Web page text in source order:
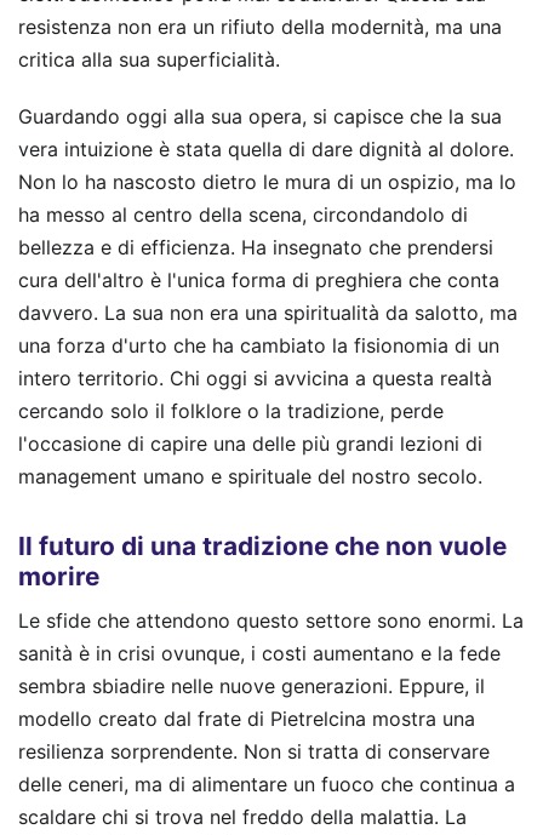
resistenza non era un rifiuto della modernità, ma una
critica alla sua superficialità.
Guardando oggi alla sua opera, si capisce che la sua
vera intuizione è stata quella di dare dignità al dolore.
Non lo ha nascosto dietro le mura di un ospizio, ma lo
ha messo al centro della scena, circondandolo di
bellezza e di efficienza. Ha insegnato che prendersi
cura dell'altro è l'unica forma di preghiera che conta
davvero. La sua non era una spiritualità da salotto, ma
una forza d'urto che ha cambiato la fisionomia di un
intero territorio. Chi oggi si avvicina a questa realtà
cercando solo il folklore o la tradizione, perde
l'occasione di capire una delle più grandi lezioni di
management umano e spirituale del nostro secolo.
Il futuro di una tradizione che non vuole
morire
Le sfide che attendono questo settore sono enormi. La
sanità è in crisi ovunque, i costi aumentano e la fede
sembra sbiadire nelle nuove generazioni. Eppure, il
modello creato dal frate di Pietrelcina mostra una
resilienza sorprendente. Non si tratta di conservare
delle ceneri, ma di alimentare un fuoco che continua a
scaldare chi si trova nel freddo della malattia. La